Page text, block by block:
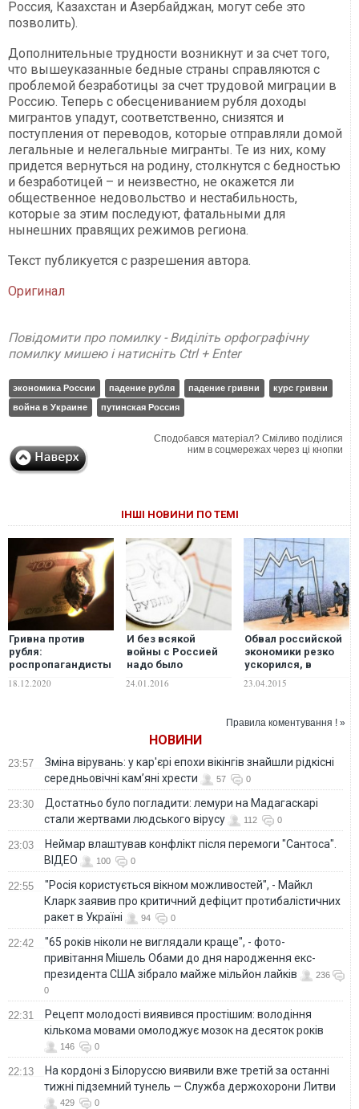
Россия, Казахстан и Азербайджан, могут себе это
позволить).
Дополнительные трудности возникнут и за счет того,
что вышеуказанные бедные страны справляются с
проблемой безработицы за счет трудовой миграции в
Россию. Теперь с обесцениванием рубля доходы
мигрантов упадут, соответственно, снизятся и
поступления от переводов, которые отправляли домой
легальные и нелегальные мигранты. Те из них, кому
придется вернуться на родину, столкнутся с бедностью
и безработицей – и неизвестно, не окажется ли
общественное недовольство и нестабильность,
которые за этим последуют, фатальными для
нынешних правящих режимов региона.
Текст публикуется с разрешения автора.
Оригинал
Повідомити про помилку - Виділіть орфографічну
помилку мишею і натисніть Ctrl + Enter
экономика России падение рубля падение гривни
курс гривни
война в Украине
путинская Россия
Сподобався матеріал? Сміливо поділися
ним в соцмережах через ці кнопки
ІНШІ НОВИНИ ПО ТЕМІ
Гривна против
рубля:
роспропагандисты
помалкивают
18.12.2020
И без всякой
войны с Россией
надо было
экономики
24.01.2016
Обвал российской
экономики резко
ускорился, в
украинской
23.04.2015
Правила коментування ! »
НОВИНИ
23:57
Зміна вірувань: у кар'єрі епохи вікінгів знайшли рідкісні
середньовічні кам’яні хрести
57 0
23:30
Достатньо було погладити: лемури на Мадагаскарі
стали жертвами людського вірусу
112 0
23:03
Неймар влаштував конфлікт після перемоги "Сантоса".
ВІДЕО
100 0
22:55
"Росія користується вікном можливостей", - Майкл
Кларк заявив про критичний дефіцит протибалістичних
ракет в Україні
94 0
22:42
"65 років ніколи не виглядали краще", - фото-
привітання Мішель Обами до дня народження екс-
президента США зібрало майже мільйон лайків
236
0
22:31
Рецепт молодості виявився простішим: володіння
кількома мовами омолоджує мозок на десяток років
146 0
22:13
На кордоні з Білоруссю виявили вже третій за останні
тижні підземний тунель — Служба держохорони Литви
429 0